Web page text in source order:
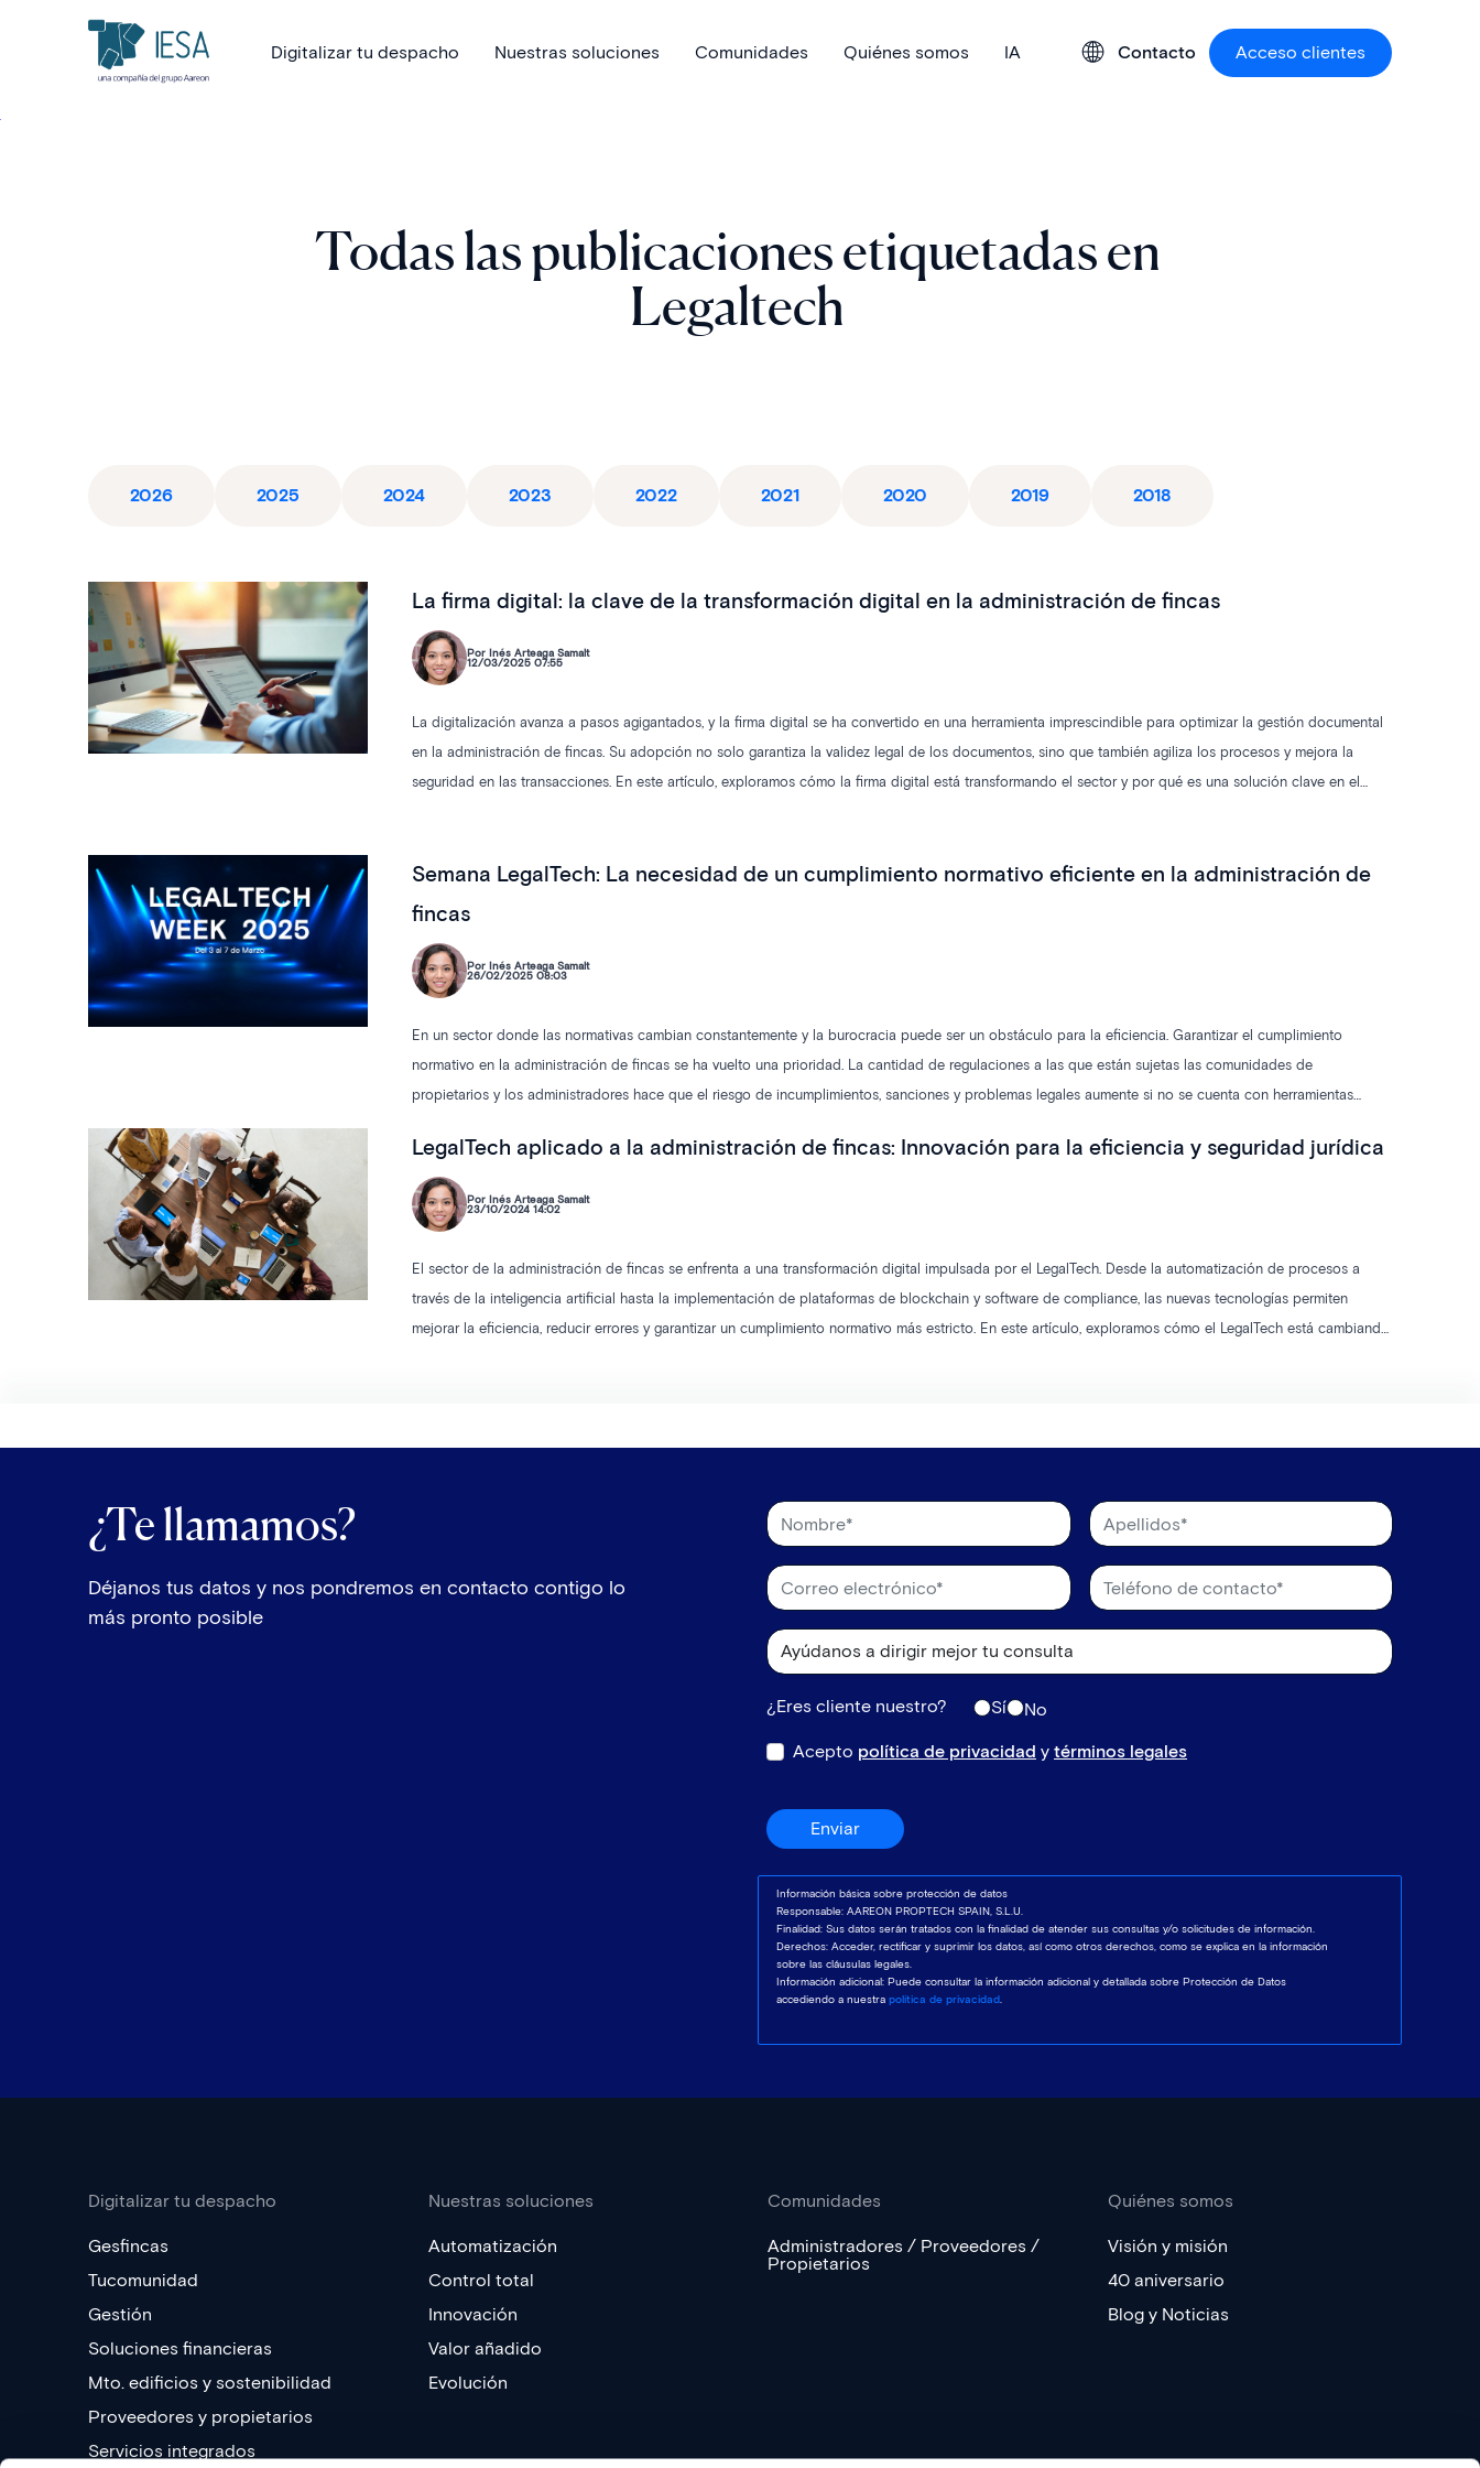
Digitalizar tu despacho Nuestras soluciones Comunidades Quiénes somos IA Contacto Acceso clientes
Todas las publicaciones etiquetadas en
Legaltech
2026 2025 2024 2023 2022 2021 2020 2019 2018
La firma digital: la clave de la transformación digital en la administración de fincas
Por Inés Arteaga Samalt
12/03/2025 07:55
La digitalización avanza a pasos agigantados, y la firma digital se ha convertido en una herramienta imprescindible para optimizar la gestión documental
en la administración de fincas. Su adopción no solo garantiza la validez legal de los documentos, sino que también agiliza los procesos y mejora la
seguridad en las transacciones. En este artículo, exploramos cómo la firma digital está transformando el sector y por qué es una solución clave en el
Semana LegalTech: La necesidad de un cumplimiento normativo eficiente en la administración de
fincas
Por Inés Arteaga Samalt
26/02/2025 08:03
En un sector donde las normativas cambian constantemente y la burocracia puede ser un obstáculo para la eficiencia. Garantizar el cumplimiento
normativo en la administración de fincas se ha vuelto una prioridad. La cantidad de regulaciones a las que están sujetas las comunidades de
propietarios y los administradores hace que el riesgo de incumplimientos, sanciones y problemas legales aumente si no se cuenta con herramientas
normativo de las comunidades y ahondar en cómo la tecnología es el aliado imprescindible para afrontar estos retos.
LegalTech aplicado a la administración de fincas: Innovación para la eficiencia y seguridad jurídica
Por Inés Arteaga Samalt
23/10/2024 14:02
El sector de la administración de fincas se enfrenta a una transformación digital impulsada por el LegalTech. Desde la automatización de procesos a
través de la inteligencia artificial hasta la implementación de plataformas de blockchain y software de compliance, las nuevas tecnologías permiten
mejorar la eficiencia, reducir errores y garantizar un cumplimiento normativo más estricto. En este artículo, exploramos cómo el LegalTech está cambiando
¿Te llamamos?
Déjanos tus datos y nos pondremos en contacto contigo lo
más pronto posible
¿Eres cliente nuestro? Sí
No
Acepto política de privacidad y términos legales
Enviar
Información básica sobre protección de datos
Responsable: AAREON PROPTECH SPAIN, S.L.U.
Finalidad: Sus datos serán tratados con la finalidad de atender sus consultas y/o solicitudes de información.
Derechos: Acceder, rectificar y suprimir los datos, así como otros derechos, como se explica en la información
sobre las cláusulas legales.
Información adicional: Puede consultar la información adicional y detallada sobre Protección de Datos
accediendo a nuestra política de privacidad.
Digitalizar tu despacho
Gesfincas
Tucomunidad
Gestión
Soluciones financieras
Mto. edificios y sostenibilidad
Proveedores y propietarios
Servicios integrados
Nuestras soluciones
Automatización
Control total
Innovación
Valor añadido
Evolución
Comunidades
Administradores / Proveedores /
Propietarios
Quiénes somos
Visión y misión
40 aniversario
Blog y Noticias